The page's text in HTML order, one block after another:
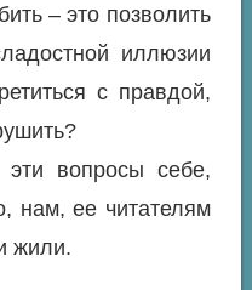
– это позволить
иллюзии
с правдой,
эти вопросы себе,
нам, ее читателям
жили.